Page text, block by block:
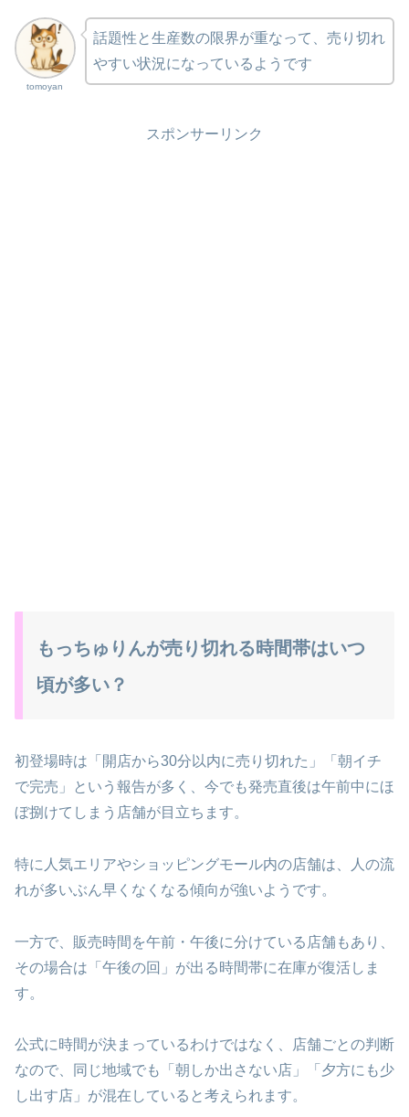
tomoyan
話題性と生産数の限界が重なって、売り切れ
やすい状況になっているようです
スポンサーリンク
もっちゅりんが売り切れる時間帯はいつ
頃が多い？
初登場時は「開店から30分以内に売り切れた」「朝イチ
で完売」という報告が多く、今でも発売直後は午前中にほ
ぼ捌けてしまう店舗が目立ちます。
特に人気エリアやショッピングモール内の店舗は、人の流
れが多いぶん早くなくなる傾向が強いようです。
一方で、販売時間を午前・午後に分けている店舗もあり、
その場合は「午後の回」が出る時間帯に在庫が復活しま
す。
公式に時間が決まっているわけではなく、店舗ごとの判断
なので、同じ地域でも「朝しか出さない店」「夕方にも少
し出す店」が混在していると考えられます。